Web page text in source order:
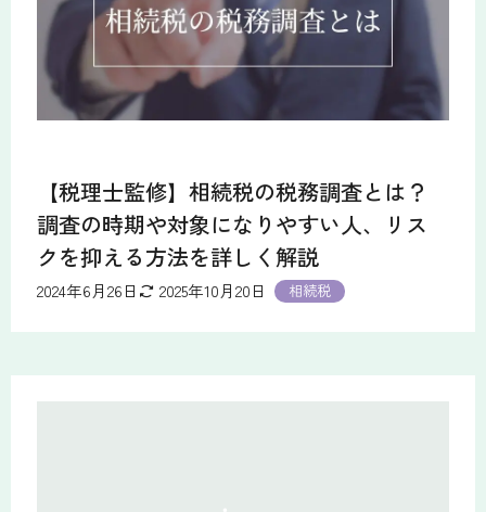
【税理士監修】相続税の税務調査とは？
調査の時期や対象になりやすい人、リス
クを抑える方法を詳しく解説
2024年6月26日 2025年10月20日 相続税